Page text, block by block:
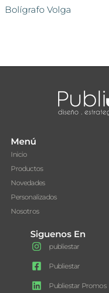
Bolígrafo Volga
Menú
Inicio
Productos
Novedades
Personalizados
Nosotros
Siguenos En
publiestar
Publiestar
Publiestar Promos